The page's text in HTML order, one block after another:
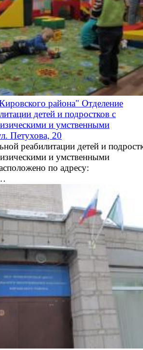
района" Отделение
детей и подростков с
и умственными
Петухова, 20
реабилитации детей и
и умственными
по адресу: